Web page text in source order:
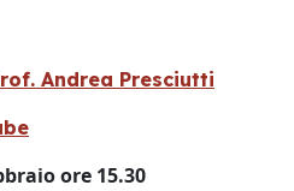
Andrea Presciutti
ore 15.30